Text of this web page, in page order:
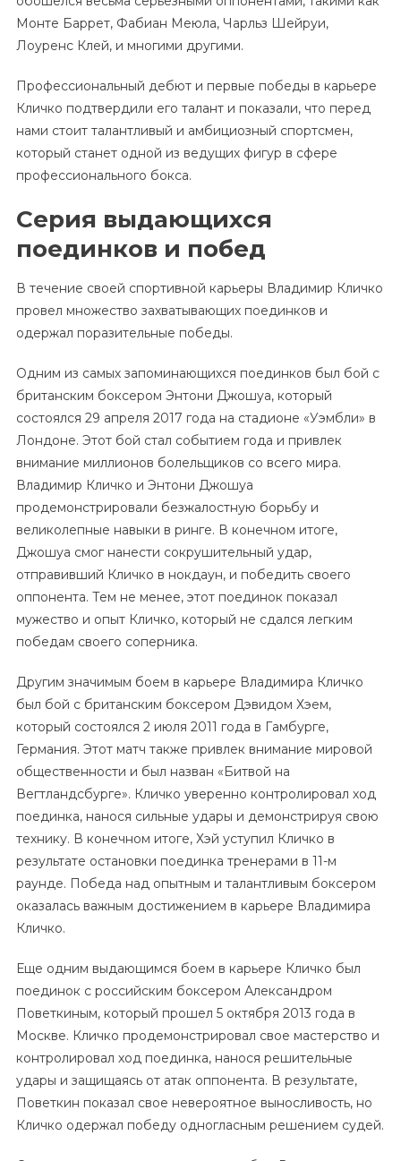
Монте Баррет, Фабиан Меюла, Чарльз Шейруи,
Лоуренс Клей, и многими другими.
Профессиональный дебют и первые победы в карьере
Кличко подтвердили его талант и показали, что перед
нами стоит талантливый и амбициозный спортсмен,
который станет одной из ведущих фигур в сфере
профессионального бокса.
Серия выдающихся
поединков и побед
В течение своей спортивной карьеры Владимир Кличко
провел множество захватывающих поединков и
одержал поразительные победы.
Одним из самых запоминающихся поединков был бой с
британским боксером Энтони Джошуа, который
состоялся 29 апреля 2017 года на стадионе «Уэмбли» в
Лондоне. Этот бой стал событием года и привлек
внимание миллионов болельщиков со всего мира.
Владимир Кличко и Энтони Джошуа
продемонстрировали безжалостную борьбу и
великолепные навыки в ринге. В конечном итоге,
Джошуа смог нанести сокрушительный удар,
отправивший Кличко в нокдаун, и победить своего
оппонента. Тем не менее, этот поединок показал
мужество и опыт Кличко, который не сдался легким
победам своего соперника.
Другим значимым боем в карьере Владимира Кличко
был бой с британским боксером Дэвидом Хэем,
который состоялся 2 июля 2011 года в Гамбурге,
Германия. Этот матч также привлек внимание мировой
общественности и был назван «Битвой на
Вегтландсбурге». Кличко уверенно контролировал ход
поединка, нанося сильные удары и демонстрируя свою
технику. В конечном итоге, Хэй уступил Кличко в
результате остановки поединка тренерами в 11-м
раунде. Победа над опытным и талантливым боксером
оказалась важным достижением в карьере Владимира
Кличко.
Еще одним выдающимся боем в карьере Кличко был
поединок с российским боксером Александром
Поветкиным, который прошел 5 октября 2013 года в
Москве. Кличко продемонстрировал свое мастерство и
контролировал ход поединка, нанося решительные
удары и защищаясь от атак оппонента. В результате,
Поветкин показал свое невероятное выносливость, но
Кличко одержал победу одногласным решением судей.